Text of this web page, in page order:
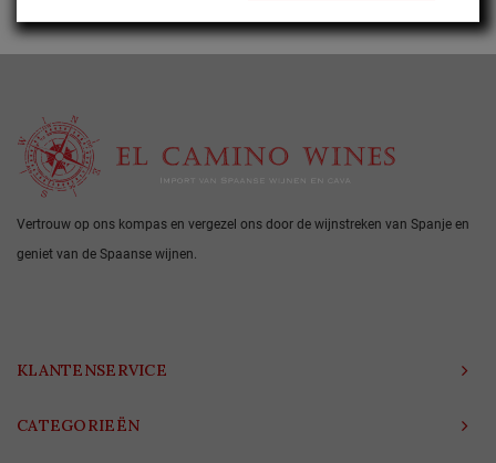
Vertrouw op ons kompas en vergezel ons door de wijnstreken van Spanje en
geniet van de Spaanse wijnen.
KLANTENSERVICE
CATEGORIEËN